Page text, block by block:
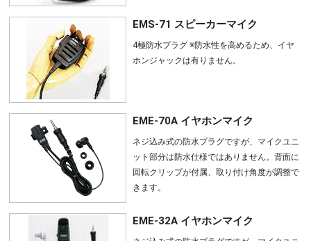
EMS-71 スピーカーマイク
4極防水プラグ ※防水性を高めるため、イヤ
ホンジャックは有りません。
EME-70A イヤホンマイク
ネジ込み式の防水プラグですが、マイクユニ
ット部分は防水仕様ではありません。背面に
回転クリップが付属、取り付け角度が調整で
きます。
EME-32A イヤホンマイク